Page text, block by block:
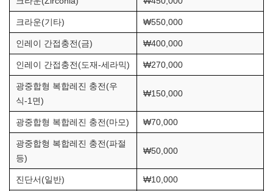
크라운(기타) ₩550,000
인레이 간접충전(금) ₩400,000
인레이 간접충전(도재-세라믹) ₩270,000
광중합형 복합레진 충전(우
식-1면)
₩150,000
광중합형 복합레진 충전(마모) ₩70,000
광중합형 복합레진 충전(파절
등)
₩50,000
진단서(일반) ₩10,000